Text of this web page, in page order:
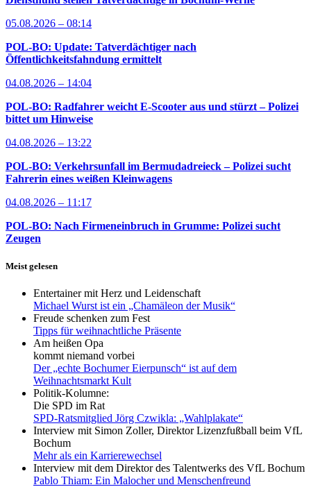
05.08.2026 – 08:14
POL-BO: Update: Tatverdächtiger nach
Öffentlichkeitsfahndung ermittelt
04.08.2026 – 14:04
POL-BO: Radfahrer weicht E-Scooter aus und stürzt – Polizei
bittet um Hinweise
04.08.2026 – 13:22
POL-BO: Verkehrsunfall im Bermudadreieck – Polizei sucht
Fahrerin eines weißen Kleinwagens
04.08.2026 – 11:17
POL-BO: Nach Firmeneinbruch in Grumme: Polizei sucht
Zeugen
Meist gelesen
Entertainer mit Herz und Leidenschaft
Michael Wurst ist ein „Chamäleon der Musik“
Freude schenken zum Fest
Tipps für weihnachtliche Präsente
Am heißen Opa
kommt niemand vorbei
Der „echte Bochumer Eierpunsch“ ist auf dem
Weihnachtsmarkt Kult
Politik-Kolumne:
Die SPD im Rat
SPD-Ratsmitglied Jörg Czwikla: „Wahlplakate“
Interview mit Simon Zoller, Direktor Lizenzfußball beim VfL
Bochum
Mehr als ein Karrierewechsel
Interview mit dem Direktor des Talentwerks des VfL Bochum
Pablo Thiam: Ein Malocher und Menschenfreund